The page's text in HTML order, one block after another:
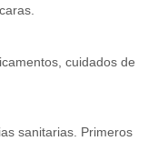
cuidados de
sanitarias. Primeros